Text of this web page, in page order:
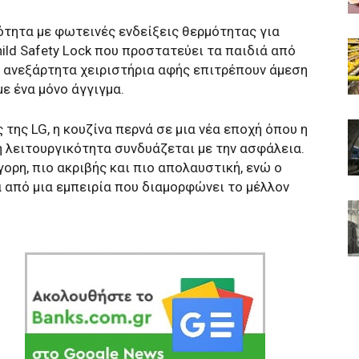
με φωτεινές ενδείξεις θερμότητας για
Safety Lock που προστατεύει τα παιδιά από
χειριστήρια αφής επιτρέπουν άμεση
ένα μόνο άγγιγμα.
LG, η κουζίνα περνά σε μια νέα εποχή όπου η
συνδυάζεται με την ασφάλεια.
πιο ακριβής και πιο απολαυστική, ενώ ο
μια εμπειρία που διαμορφώνει το μέλλον